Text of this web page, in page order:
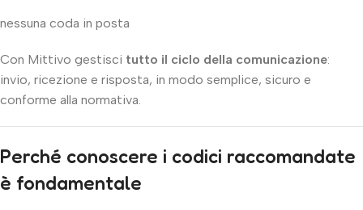
nessuna coda in posta
Con Mittivo gestisci tutto il ciclo della comunicazione:
invio, ricezione e risposta, in modo semplice, sicuro e
conforme alla normativa.
Perché conoscere i codici raccomandate
è fondamentale